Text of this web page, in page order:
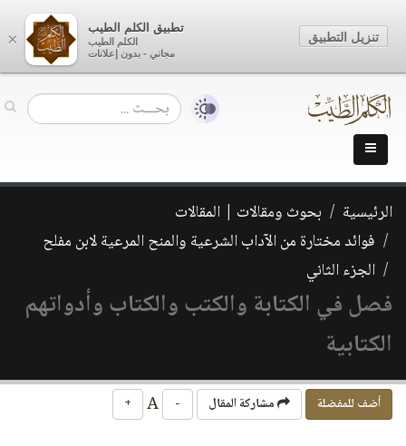
الرئيسية
بحوث ومقالات | المقالات
فوائد مختارة من الآداب الشرعية والمنح المرعية لابن مفلح
الجزء الثاني
فصل في الكتابة والكتب والكتاب وأدواتهم
الكتابية
أضف للمفضلة مشاركة المقال -
+
×
تطبيق الكلم الطيب
الكلم الطيب
مجاني - بدون إعلانات
تنزيل التطبيق